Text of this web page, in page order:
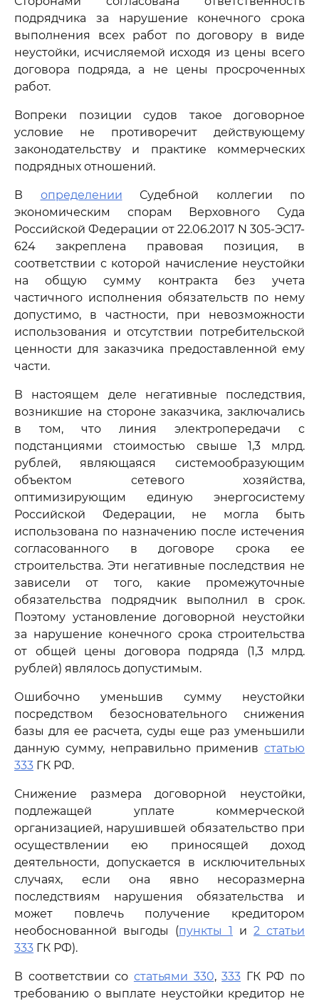
подрядчика за нарушение конечного срока
выполнения всех работ по договору в виде
неустойки, исчисляемой исходя из цены всего
договора подряда, а не цены просроченных
работ.
Вопреки позиции судов такое договорное
условие не противоречит действующему
законодательству и практике коммерческих
подрядных отношений.
В определении Судебной коллегии по
экономическим спорам Верховного Суда
Российской Федерации от 22.06.2017 N 305-ЭС17-
624 закреплена правовая позиция, в
соответствии с которой начисление неустойки
на общую сумму контракта без учета
частичного исполнения обязательств по нему
допустимо, в частности, при невозможности
использования и отсутствии потребительской
ценности для заказчика предоставленной ему
части.
В настоящем деле негативные последствия,
возникшие на стороне заказчика, заключались
в том, что линия электропередачи с
подстанциями стоимостью свыше 1,3 млрд.
рублей, являющаяся системообразующим
объектом сетевого хозяйства,
оптимизирующим единую энергосистему
Российской Федерации, не могла быть
использована по назначению после истечения
согласованного в договоре срока ее
строительства. Эти негативные последствия не
зависели от того, какие промежуточные
обязательства подрядчик выполнил в срок.
Поэтому установление договорной неустойки
за нарушение конечного срока строительства
от общей цены договора подряда (1,3 млрд.
рублей) являлось допустимым.
Ошибочно уменьшив сумму неустойки
посредством безосновательного снижения
базы для ее расчета, суды еще раз уменьшили
данную сумму, неправильно применив статью
333 ГК РФ.
Снижение размера договорной неустойки,
подлежащей уплате коммерческой
организацией, нарушившей обязательство при
осуществлении ею приносящей доход
деятельности, допускается в исключительных
случаях, если она явно несоразмерна
последствиям нарушения обязательства и
может повлечь получение кредитором
необоснованной выгоды (пункты 1 и 2 статьи
333 ГК РФ).
В соответствии со статьями 330,333 ГК РФ по
требованию о выплате неустойки кредитор не